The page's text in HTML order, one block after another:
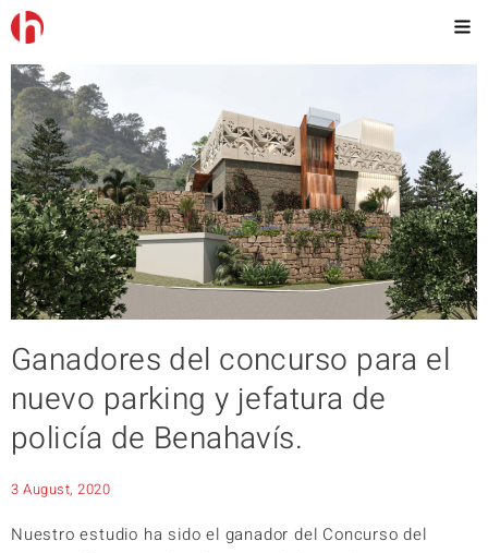
Ganadores del concurso para el
nuevo parking y jefatura de
policía de Benahavís.
3 August, 2020
Nuestro estudio ha sido el ganador del Concurso del